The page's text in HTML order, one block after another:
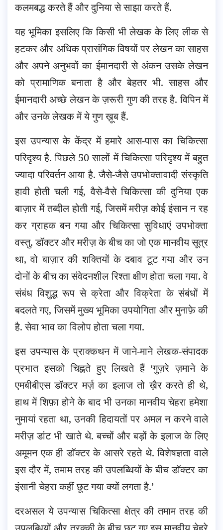
कलमबद्ध करते हैं और दुनिया से साझा करते हैं.
यह भूमिका इसलिए कि किसी भी लेखक के लिए लीक से
हटकर और अधिक प्रासंगिक विषयों पर लेखन का साहस
और अपने अनुभवों का ईमानदारी से अंकन उसके लेखन
को प्रामाणिक बनाता है और बेहतर भी. साहस और
ईमानदारी अच्छे लेखन के ज़रूरी गुण की तरह है. विपिन में
और उनके लेखक में ये गुण ख़ूब हैं.
इस उपन्यास के केंद्र में हमारे आस-पास का चिकित्सा
परिदृश्य है. पिछले 50 सालों में चिकित्सा परिदृश्य में बहुत
ज्यादा परिवर्तन आया है. जैसे-जैसे उपभोक्तावादी संस्कृति
हावी होती चली गई, वैसे-वैसे चिकित्सा की दुनिया एक
बाज़ार में तब्दील होती गई, जिसमें मरीज़ कोई इंसान न रह
कर ग्राहक बन गया और चिकित्सा सुविधाएं उपभोक्ता
वस्तु. डॉक्टर और मरीज़ के बीच का जो एक मानवीय सूत्र
था, वो बाज़ार की शक्तियों के दबाव टूट गया और उन
दोनों के बीच का संवेदनशील रिश्ता क्षीण होता चला गया. वे
संबंध विशुद्ध रूप से क्रेता और विक्रेता के संबंधों में
बदलते गए, जिसमें मुख्य भूमिका उपयोगिता और मुनाफ़े की
है. सेवा भाव का विलोप होता चला गया.
इस उपन्यास के प्राक्कथन में जाने-माने लेखक-संपादक
प्रभात इसको चिह्नते हुए लिखते हैं ‘गुज़रे ज़माने के
एमबीबीएस डॉक्टर मर्ज़ का इलाज तो ख़ैर करते ही थे,
हाथ में शिफ़ा होने के बाद भी उनका मानवीय चेहरा हमेशा
नुमायां रहता था, उनकी हिदायतों पर अमल न करने वाले
मरीज़ डांट भी खाते थे. बच्चों और बड़ों के इलाज के लिए
अमूमन एक ही डॉक्टर के आसरे रहते थे. विशेषज्ञता वाले
इस दौर में, तमाम तरह की उपलब्धियों के बीच डॉक्टर का
इंसानी चेहरा कहीं छूट गया क्यों लगता है.’
दरअसल ये उपन्यास चिकित्सा क्षेत्र की तमाम तरह की